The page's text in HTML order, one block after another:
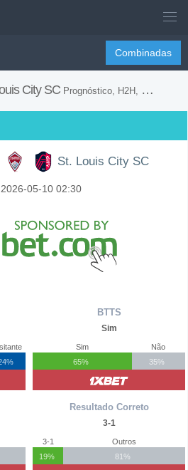
Combinadas
City SC Prognóstico, H2H, Dicas de Apostas e Previsão do Jogo
St. Louis City SC
05-10 02:30
BTTS
Sim
Sim
65%
Não
35%
Resultado Correto
3-1
3-1
19%
Outros
81%